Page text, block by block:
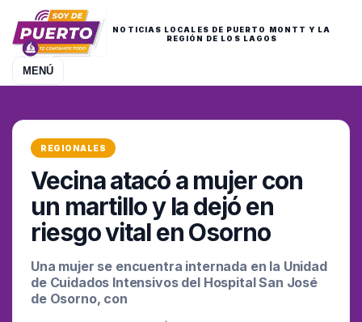
NOTICIAS LOCALES DE PUERTO MONTT Y LA
REGIÓN DE LOS LAGOS
MENÚ
REGIONALES
Vecina atacó a mujer con
un martillo y la dejó en
riesgo vital en Osorno
Una mujer se encuentra internada en la Unidad
de Cuidados Intensivos del Hospital San José
de Osorno, con